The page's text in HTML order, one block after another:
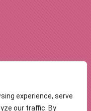
experience, serve
our traffic. By